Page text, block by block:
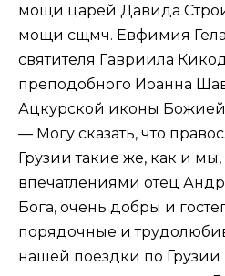
мощи царей Давида
мощи сщмч. Евфимия
святителя Гавриила
преподобного Иоанна
Ацкурской иконы
— Могу сказать, что
Грузии такие же, как и
впечатлениями отец
Бога, очень добры и
порядочные и
нашей поездки по Грузии